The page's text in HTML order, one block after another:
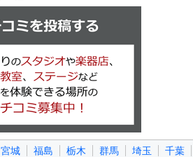
宮城 福島 栃木 群馬 埼玉
千葉